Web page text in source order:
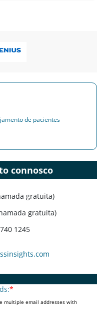
de pacientes
connosco
gratuita)
gratuita)
1245
*
multiple email addresses with